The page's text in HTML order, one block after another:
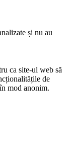
și nu au
ca site-ul web să
de
mod anonim.